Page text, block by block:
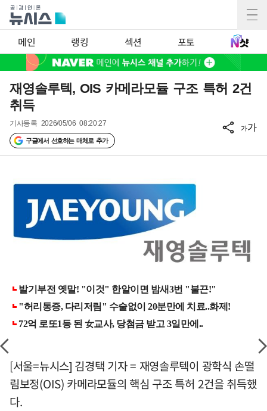
메인 랭킹 섹션 포토
재영솔루텍, OIS 카메라모듈 구조 특허 2건
취득
기사등록 2026/05/06 08:20:27
구글에서 선호하는 매체로 추가
가가
[서울=뉴시스] 김경택 기자 = 재영솔루텍이 광학식 손떨
림보정(OIS) 카메라모듈의 핵심 구조 특허 2건을 취득했
다.